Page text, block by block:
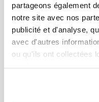
partageons également
notre site avec nos
publicité et d'analyse,
avec d'autres
ou qu'ils ont collectées
Vendredi 5 juillet
Où?
Berne